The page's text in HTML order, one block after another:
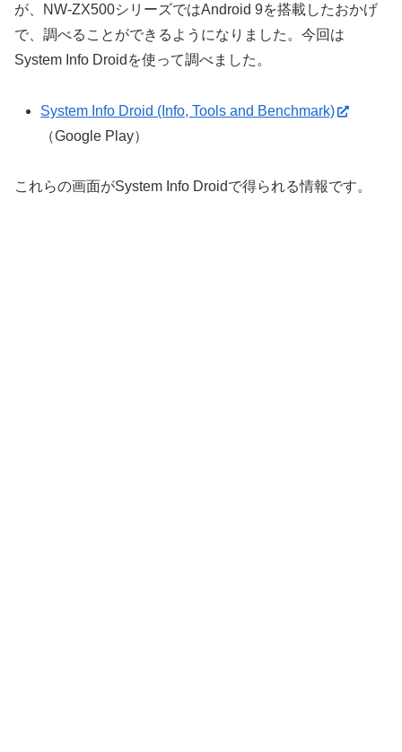
が、NW-ZX500シリーズではAndroid 9を搭載したおかげ
で、調べることができるようになりました。今回は
System Info Droidを使って調べました。
System Info Droid (Info, Tools and Benchmark)
（Google Play）
これらの画面がSystem Info Droidで得られる情報です。